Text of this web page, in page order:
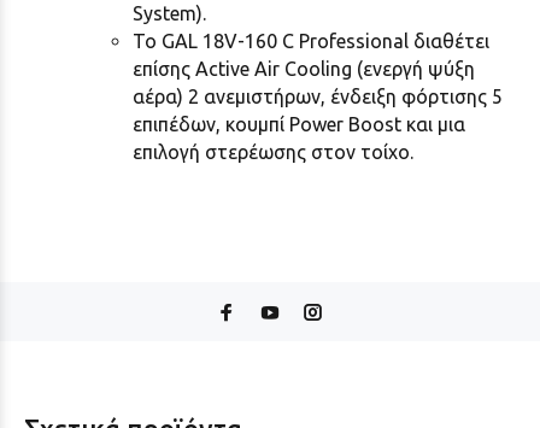
System).
Το GAL 18V-160 C Professional διαθέτει
επίσης Active Air Cooling (ενεργή ψύξη
αέρα) 2 ανεμιστήρων, ένδειξη φόρτισης 5
επιπέδων, κουμπί Power Boost και μια
επιλογή στερέωσης στον τοίχο.